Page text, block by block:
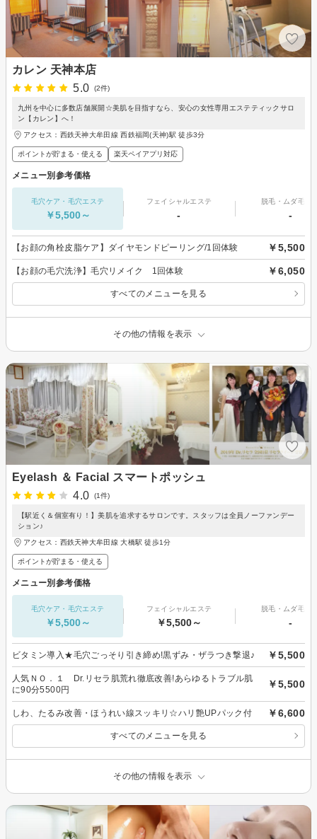
カレン 天神本店
5.0
(2件)
九州を中心に多数店舗展開☆美肌を目指すなら、安心の女性専用エステティックサロ
ン【カレン】へ！
アクセス：西鉄天神大牟田線 西鉄福岡(天神)駅 徒歩3分
ポイントが貯まる・使える 楽天ペイアプリ対応
メニュー別参考価格
毛穴ケア・毛穴エステ
￥5,500～
フェイシャルエステ
-
脱毛・ムダ毛処
-
【お顔の角栓皮脂ケア】ダイヤモンドピーリング/1回体験 ￥5,500
【お顔の毛穴洗浄】毛穴リメイク 1回体験 ￥6,050
すべてのメニューを見る
その他の情報を表示
Eyelash ＆ Facial スマートポッシュ
4.0
(1件)
【駅近く＆個室有り！】美肌を追求するサロンです。スタッフは全員ノーファンデー
ション♪
アクセス：西鉄天神大牟田線 大橋駅 徒歩1分
ポイントが貯まる・使える
メニュー別参考価格
毛穴ケア・毛穴エステ
￥5,500～
フェイシャルエステ
￥5,500～
脱毛・ムダ毛処
-
ビタミン導入★毛穴ごっそり引き締め!黒ずみ・ザラつき撃退♪ ￥5,500
人気ＮＯ．１ Dr.リセラ肌荒れ徹底改善!あらゆるトラブル肌
に90分5500円
￥5,500
しわ、たるみ改善・ほうれい線スッキリ☆ハリ艶UPパック付 ￥6,600
すべてのメニューを見る
その他の情報を表示